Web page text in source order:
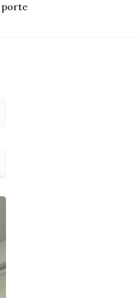
porte
no orçamento municipal